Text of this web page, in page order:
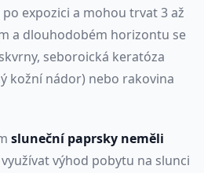
expozici a mohou trvat 3 až
a dlouhodobém horizontu se
seboroická keratóza
kožní nádor) nebo rakovina
sluneční paprsky neměli
výhod pobytu na slunci